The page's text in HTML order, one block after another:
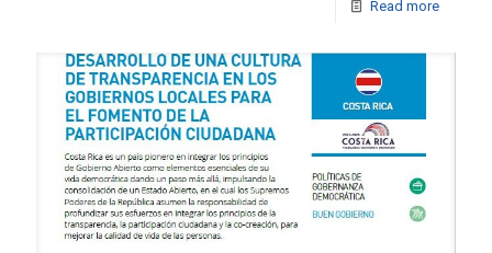
Read more